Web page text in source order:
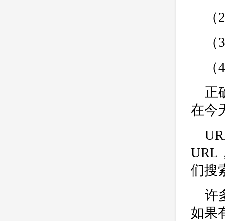
正
在今
URL
们搜
许
如果